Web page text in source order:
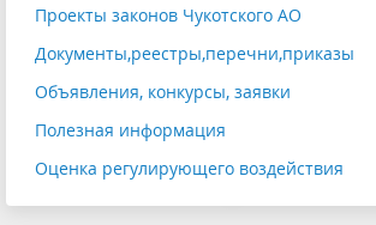
Проекты законов Чукотского АО
Документы,реестры,перечни,приказы
Объявления, конкурсы, заявки
Полезная информация
Оценка регулирующего воздействия